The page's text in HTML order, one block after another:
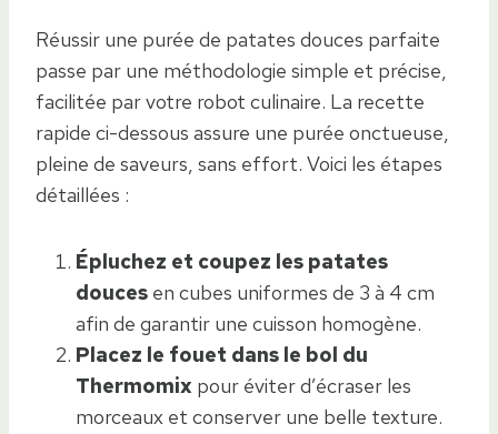
Réussir une purée de patates douces parfaite
passe par une méthodologie simple et précise,
facilitée par votre robot culinaire. La recette
rapide ci-dessous assure une purée onctueuse,
pleine de saveurs, sans effort. Voici les étapes
détaillées :
Épluchez et coupez les patates
douces en cubes uniformes de 3 à 4 cm
afin de garantir une cuisson homogène.
Placez le fouet dans le bol du
Thermomix pour éviter d’écraser les
morceaux et conserver une belle texture.